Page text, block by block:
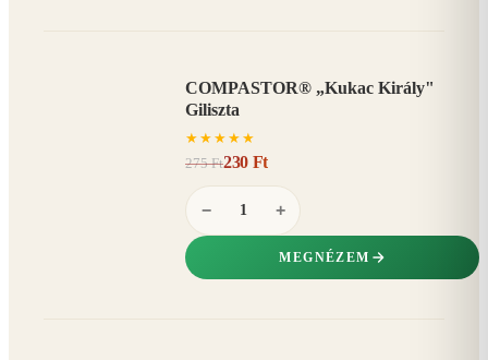
COMPASTOR® „Kukac Király"
Giliszta
★ ★ ★ ★ ★
275 Ft230 Ft
− +
MEGNÉZEM